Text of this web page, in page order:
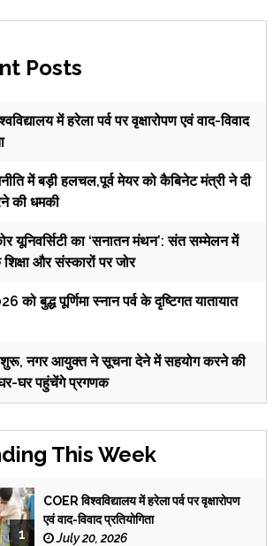
Posts
में हरेला पर्व पर वृक्षारोपण एवं वाद-विवाद
में बड़ी हलचल,पूर्व मेयर को कैबिनेट मंत्री ने दी
की धमकी
यूनिवर्सिटी का ‘सनातन मंथन’: संत सम्मेलन में
और संस्कारों पर जोर
को बुद्ध पूर्णिमा स्नान पर्व के दृष्टिगत यातायात
नगर आयुक्त ने सूचना देने में सहयोग करने की
घर पहुंचेंगे प्रगणक
This Week
1
COER विश्वविद्यालय में हरेला पर्व पर वृक्षारोपण
एवं वाद-विवाद प्रतियोगिता
July 20, 2026